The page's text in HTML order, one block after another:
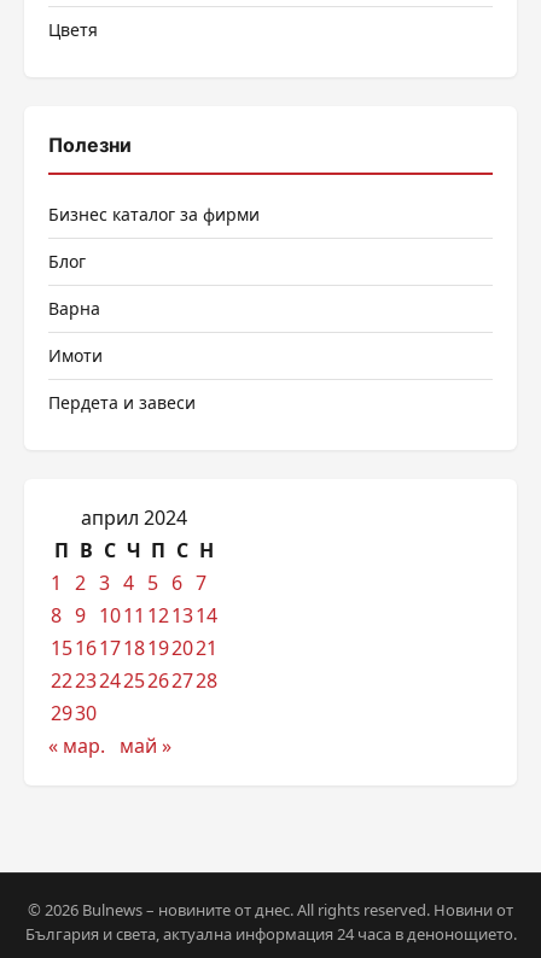
Цветя
Полезни
Бизнес каталог за фирми
Блог
Варна
Имоти
Пердета и завеси
април 2024
П В С Ч П С Н
1
2 3 4 5 6 7
8 9 1011 121314
15161718192021
22232425262728
2930
« мар.
май »
© 2026 Bulnews – новините от днес. All rights reserved. Новини от
България и света, актуална информация 24 часа в денонощието.